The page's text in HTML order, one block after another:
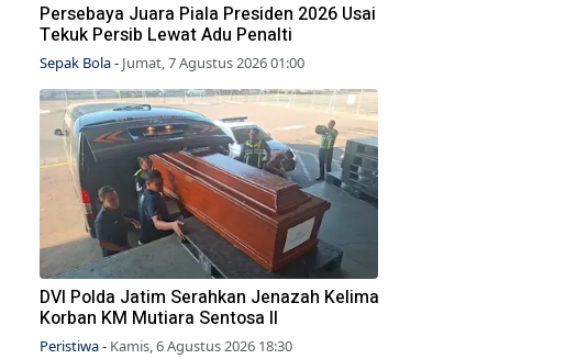
Persebaya Juara Piala Presiden 2026 Usai
Tekuk Persib Lewat Adu Penalti
Sepak Bola- Jumat, 7 Agustus 2026 01:00
DVI Polda Jatim Serahkan Jenazah Kelima
Korban KM Mutiara Sentosa II
Peristiwa- Kamis, 6 Agustus 2026 18:30